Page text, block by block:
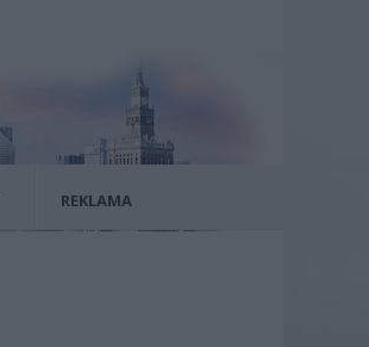
REKLAMA